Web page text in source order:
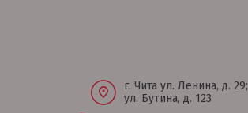
г. Чита ул. Ленина, д. 29;
ул. Бутина, д. 123